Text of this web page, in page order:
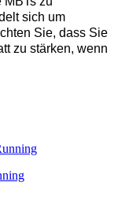
sich um
Sie, dass Sie
zu stärken, wenn